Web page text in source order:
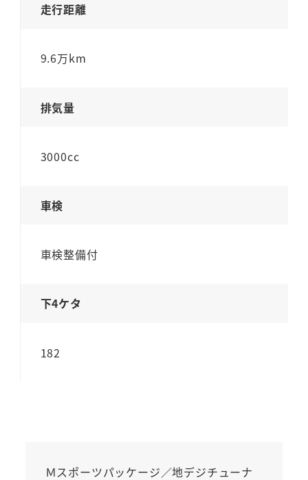
走行距離
9.6万km
排気量
3000cc
車検
車検整備付
下4ケタ
182
Ｍスポーツパッケージ／地デジチューナ